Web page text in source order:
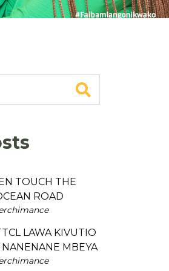
TOUCH THE
ROAD
LAWA KIVUTIO
NANENANE MBEYA